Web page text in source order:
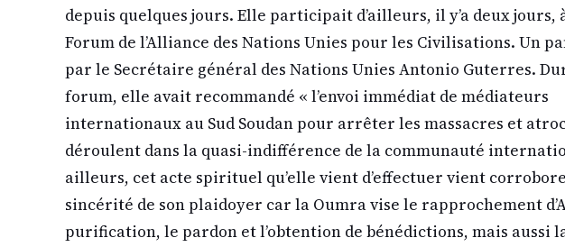
depuis quelques jours. Elle participait d’ailleurs, il y’a deux jours,
Forum de l’Alliance des Nations Unies pour les Civilisations. Un
par le Secrétaire général des Nations Unies Antonio Guterres.
forum, elle avait recommandé « l’envoi immédiat de médiateurs
internationaux au Sud Soudan pour arrêter les massacres et
déroulent dans la quasi-indifférence de la communauté
ailleurs, cet acte spirituel qu’elle vient d’effectuer vient
sincérité de son plaidoyer car la Oumra vise le rapprochement
purification, le pardon et l’obtention de bénédictions, mais aussi